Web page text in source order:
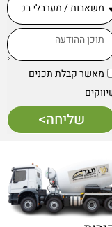
מאשר קבלת תכנים
שליחה>